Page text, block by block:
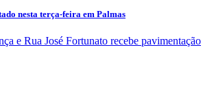
nesta terça-feira em Palmas